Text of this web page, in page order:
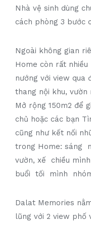
Nhà vệ sinh dùng
cách phòng 3 bước
Ngoài không gian
Home còn rất nhiều
nướng với view qua
thang nội khu, vườn
Mở rộng 150m2 để
chủ hoặc các bạn
cũng như kết nối
trong Home: sáng
vườn, xế chiều
buổi tối mình
Dalat Memories
lũng với 2 view phố